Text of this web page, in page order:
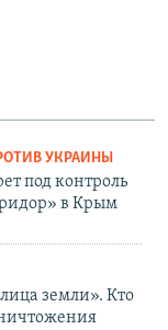
УКРАИНЫ
под контроль
в Крым
земли». Кто